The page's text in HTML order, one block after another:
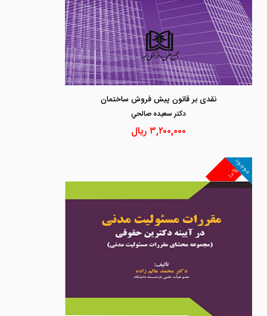
نقدی بر قانون پیش فروش ساختمان
دكتر سعيده صالحي
۳,۲۰۰,۰۰۰ریال
۱۰%
موجود